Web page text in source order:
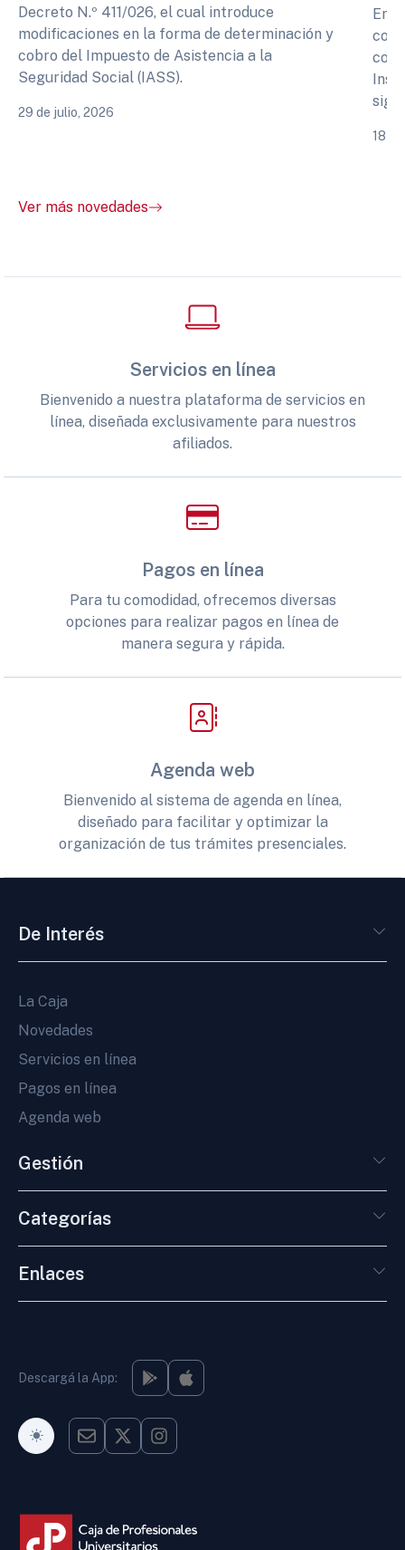
Decreto N.º 411/026, el cual introduce
modificaciones en la forma de determinación y
cobro del Impuesto de Asistencia a la
Seguridad Social (IASS).
29 de julio, 2026
En
18
Ver más novedades
Servicios en línea
Bienvenido a nuestra plataforma de servicios en
línea, diseñada exclusivamente para nuestros
afiliados.
Pagos en línea
Para tu comodidad, ofrecemos diversas
opciones para realizar pagos en línea de
manera segura y rápida.
Agenda web
Bienvenido al sistema de agenda en línea,
diseñado para facilitar y optimizar la
organización de tus trámites presenciales.
De Interés
La Caja
Novedades
Servicios en línea
Pagos en línea
Agenda web
Gestión
Categorías
Enlaces
Descargá la App:
Modo Oscuro